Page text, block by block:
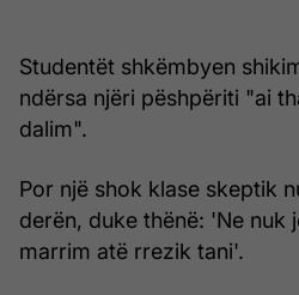
Studentët shkëmbyen
ndërsa njëri pëshpëriti "ai
dalim".
Por një shok klase skeptik
derën, duke thënë: 'Ne nuk
marrim atë rrezik tani'.